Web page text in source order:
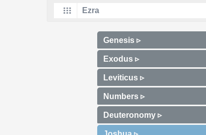
Genesis ▹
Exodus ▹
Leviticus ▹
Numbers ▹
Deuteronomy ▹